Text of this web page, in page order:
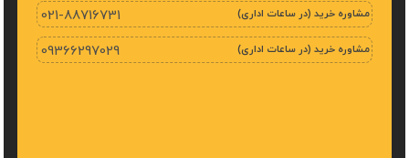
مشاوره خرید (در ساعات اداری) 021-88716731
مشاوره خرید (در ساعات اداری) 09366297029